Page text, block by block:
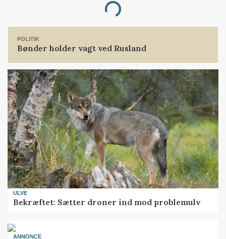
Loading...
POLITIK
Bønder holder vagt ved Rusland
ULVE
Bekræftet: Sætter droner ind mod problemulv
ANNONCE